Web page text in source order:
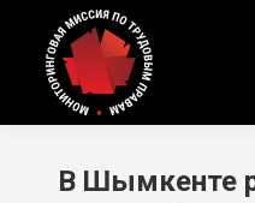
В Шымкенте